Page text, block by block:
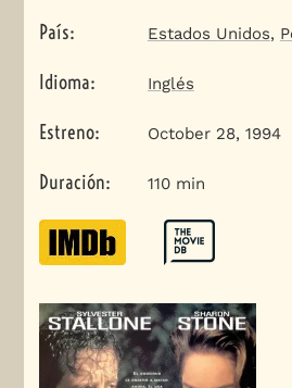
País: Estados Unidos,
Idioma: Inglés
Estreno: October 28, 1994
Duración: 110 min